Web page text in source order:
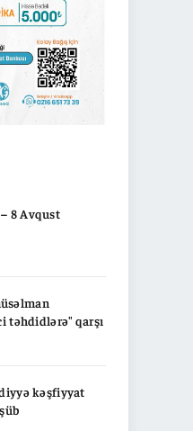
8 Avqust
təhdidlərə" qarşı
kəşfiyyat